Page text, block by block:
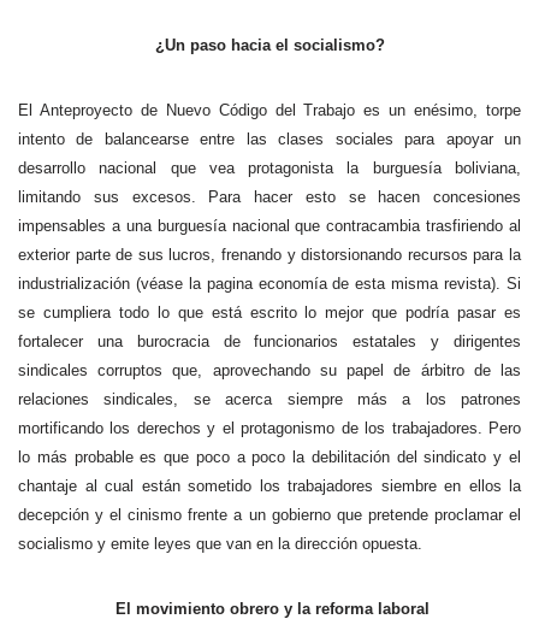
¿Un paso hacia el socialismo?
El Anteproyecto de Nuevo Código del Trabajo es un enésimo, torpe
intento de balancearse entre las clases sociales para apoyar un
desarrollo nacional que vea protagonista la burguesía boliviana,
limitando sus excesos. Para hacer esto se hacen concesiones
impensables a una burguesía nacional que contracambia trasfiriendo al
exterior parte de sus lucros, frenando y distorsionando recursos para la
industrialización (véase la pagina economía de esta misma revista). Si
se cumpliera todo lo que está escrito lo mejor que podría pasar es
fortalecer una burocracia de funcionarios estatales y dirigentes
sindicales corruptos que, aprovechando su papel de árbitro de las
relaciones sindicales, se acerca siempre más a los patrones
mortificando los derechos y el protagonismo de los trabajadores. Pero
lo más probable es que poco a poco la debilitación del sindicato y el
chantaje al cual están sometido los trabajadores siembre en ellos la
decepción y el cinismo frente a un gobierno que pretende proclamar el
socialismo y emite leyes que van en la dirección opuesta.
El movimiento obrero y la reforma laboral